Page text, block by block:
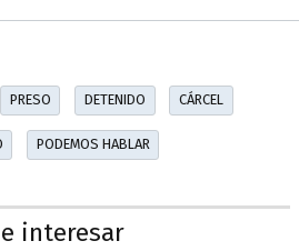
PRESO DETENIDO CÁRCEL
PODEMOS HABLAR
interesar